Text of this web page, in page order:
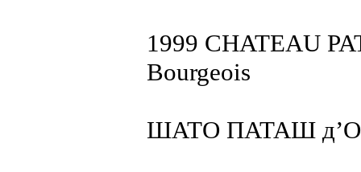
1999 CHATEAU
Bourgeois
ШАТО ПАТАШ